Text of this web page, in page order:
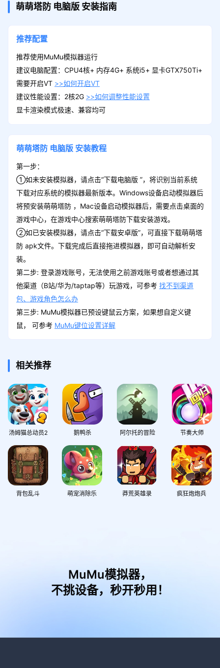
萌萌塔防 电脑版 安装指南
推荐配置
推荐使用MuMu模拟器运行
建议电脑配置：CPU4核+ 内存4G+ 系统i5+ 显卡GTX750Ti+
需要开启VT >>如何开启VT
建议性能设置：2核2G >>如何调整性能设置
显卡渲染模式极速、兼容均可
萌萌塔防 电脑版 安装教程
第一步：
①如未安装模拟器，请点击“下载电脑版 ”，将识别当前系统
下载对应系统的模拟器最新版本。Windows设备启动模拟器后
将预安装萌萌塔防 ，Mac设备启动模拟器后，需要点击桌面的
游戏中心，在游戏中心搜索萌萌塔防下载安装游戏。
②如已安装模拟器，请点击“下载安卓版”，可直接下载萌萌塔
防 apk文件。下载完成后直接拖进模拟器，即可自动解析安
装。
第二步: 登录游戏账号，无法使用之前游戏账号或者想通过其
他渠道（B站/华为/taptap等）玩游戏，可参考 找不到渠道
包、游戏角色怎么办
第三步: MuMu模拟器已预设键鼠云方案，如果想自定义键
鼠， 可参考 MuMu键位设置详解
相关推荐
汤姆猫总动员2 鹅鸭杀 阿尔托的冒险 节奏大师
背包乱斗 萌宠消除乐 莽荒英雄录 疯狂炮炮兵
MuMu模拟器，
不挑设备，秒开秒用！